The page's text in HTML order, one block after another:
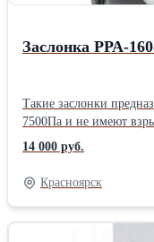
Заслонка РРА-
Такие заслонки
7500Па и не имеют
14 000 руб.
Красноярск